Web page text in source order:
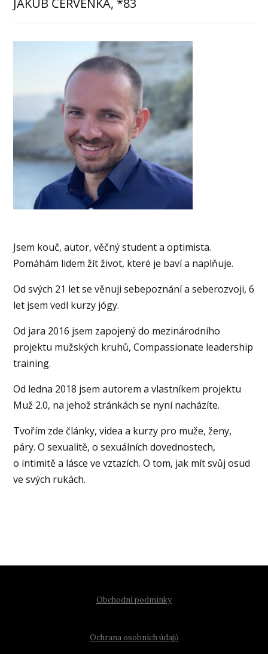
JAKUB ČERVENKA, *83
Jsem kouč, autor, věčný student a optimista.
Pomáhám lidem žít život, které je baví a naplňuje.
Od svých 21 let se věnuji sebepoznání a seberozvoji, 6
let jsem vedl kurzy jógy.
Od jara 2016 jsem zapojený do mezinárodního
projektu mužských kruhů, Compassionate leadership
training.
Od ledna 2018 jsem autorem a vlastníkem projektu
Muž 2.0, na jehož stránkách se nyní nacházíte.
Tvořím zde články, videa a kurzy pro muže, ženy,
páry. O sexualitě, o sexuálních dovednostech,
o intimitě a lásce ve vztazích. O tom, jak mít svůj osud
ve svých rukách.
Obchodní podmínky
Ochrana osobních údajů